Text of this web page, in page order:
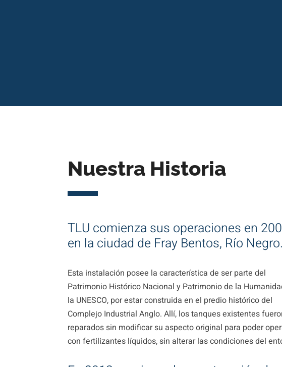
Nuestra Historia
TLU comienza sus operaciones en
en la ciudad de Fray Bentos, Río Negro.
Esta instalación posee la característica de ser parte del
Patrimonio Histórico Nacional y Patrimonio de la
la UNESCO, por estar construida en el predio histórico del
Complejo Industrial Anglo. Allí, los tanques existentes
reparados sin modificar su aspecto original para poder
con fertilizantes líquidos, sin alterar las condiciones del